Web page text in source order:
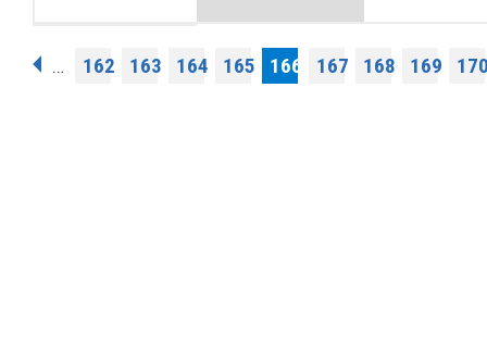
Σελίδες
… 162 163 164 165 166 167 168 169